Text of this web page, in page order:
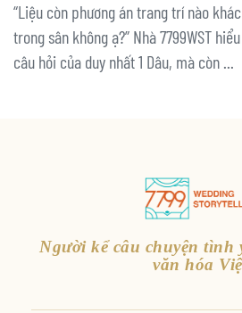
“Liệu còn phương án trang trí nào
trong sân không ạ?” Nhà 7799WST
câu hỏi của duy nhất 1 Dâu, mà còn ...
Người kể câu chuyện tình
văn hóa